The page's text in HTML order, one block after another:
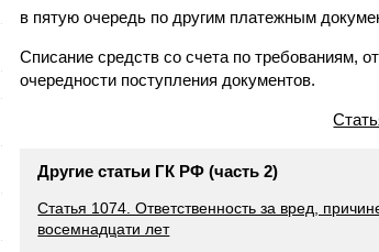
в пятую очередь по другим платежным
Списание средств со счета по требованиям,
очередности поступления документов.
Другие статьи ГК РФ (часть 2)
Статья 1074. Ответственность за вред,
восемнадцати лет